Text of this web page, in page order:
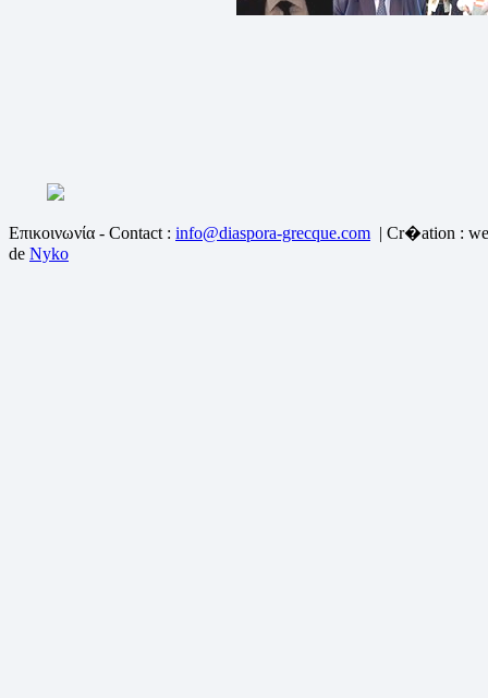
Επικοινωνία - Contact : info@diaspora-grecque.com | Cr�ation :
de Nyko